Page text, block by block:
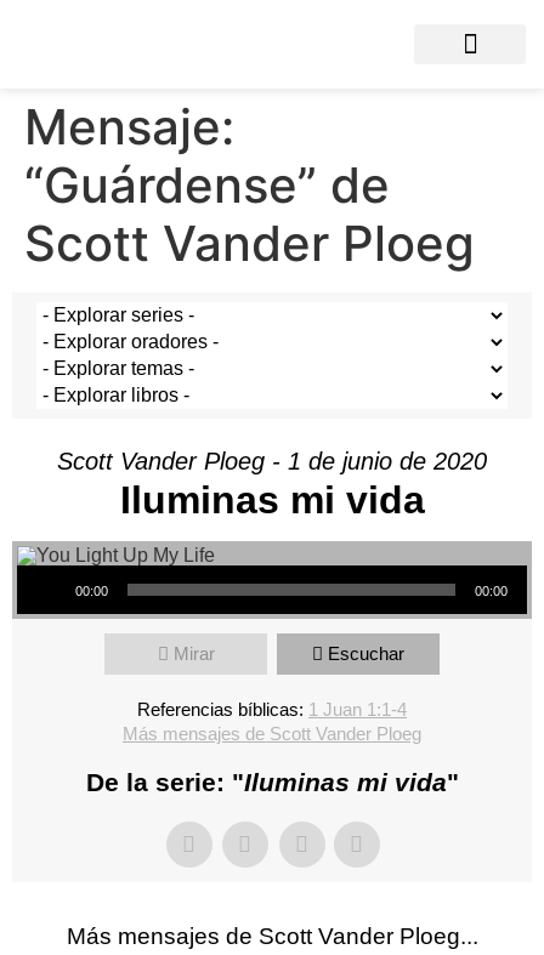
Mensaje:
“Guárdense” de
Scott Vander Ploeg
Scott Vander Ploeg - 1 de junio de 2020
Iluminas mi vida
Reproductor de audio
00:00 00:00
Mirar Escuchar
Referencias bíblicas: 1 Juan 1:1-4
Más mensajes de Scott Vander Ploeg
De la serie: "Iluminas mi vida"
Más mensajes de Scott Vander Ploeg...